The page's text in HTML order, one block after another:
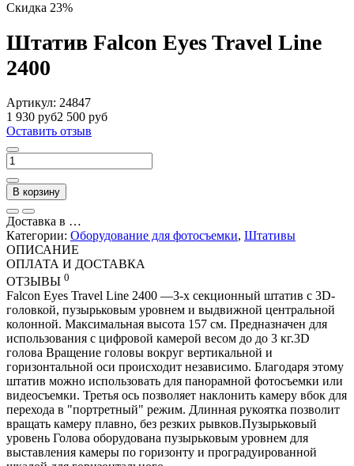
Скидка 23%
Штатив Falcon Eyes Travel Line
2400
Артикул: 24847
1 930 руб2 500 руб
Оставить отзыв
В корзину
Доставка в …
Категории: Оборудование для фотосъемки, Штативы
ОПИСАНИЕ
ОПЛАТА И ДОСТАВКА
ОТЗЫВЫ 0
Falcon Eyes Travel Line 2400 —3-х секционный штатив с 3D-
головкой, пузырьковым уровнем и выдвижной центральной
колонной. Максимальная высота 157 см. Предназначен для
использования с цифровой камерой весом до до 3 кг.3D
голова Вращение головы вокруг вертикальной и
горизонтальной оси происходит независимо. Благодаря этому
штатив можно использовать для панорамной фотосъемки или
видеосъемки. Третья ось позволяет наклонить камеру вбок для
перехода в "портретный" режим. Длинная рукоятка позволит
вращать камеру плавно, без резких рывков.Пузырьковый
уровень Голова оборудована пузырьковым уровнем для
выставления камеры по горизонту и проградуированной